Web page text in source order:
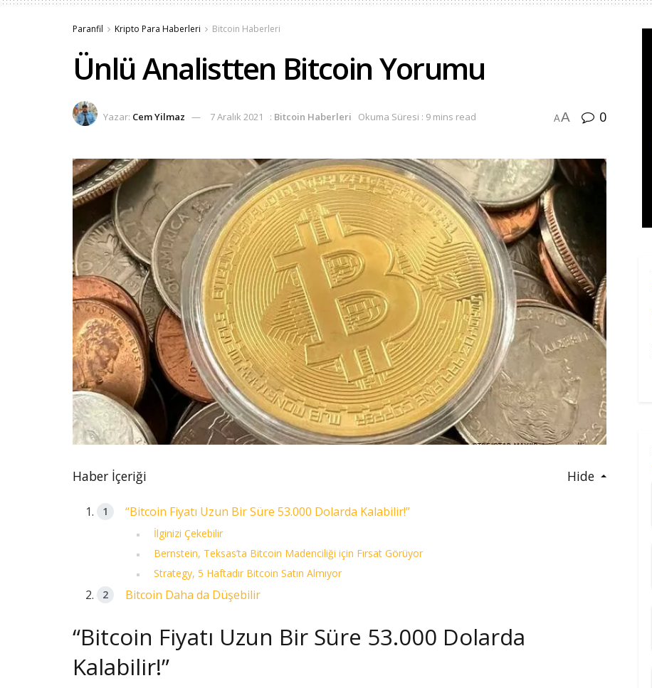
Paranfil Kripto Para Haberleri Bitcoin Haberleri
Ünlü Analistten Bitcoin Yorumu
Yazar: Cem Yilmaz 7 Aralık 2021 : Bitcoin Haberleri Okuma Süresi : 9 mins read AA 0
Haber İçeriği Hide
“Bitcoin Fiyatı Uzun Bir Süre 53.000 Dolarda Kalabilir!”
İlginizi Çekebilir
Bernstein, Teksas’ta Bitcoin Madenciliği için Fırsat Görüyor
Strategy, 5 Haftadır Bitcoin Satın Almıyor
Bitcoin Daha da Düşebilir
“Bitcoin Fiyatı Uzun Bir Süre 53.000 Dolarda
Kalabilir!”